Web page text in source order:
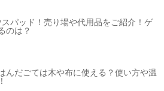
スパッド！売り場や代用品をご紹介！ゲ
のは？
んだごては木や布に使える？使い方や温